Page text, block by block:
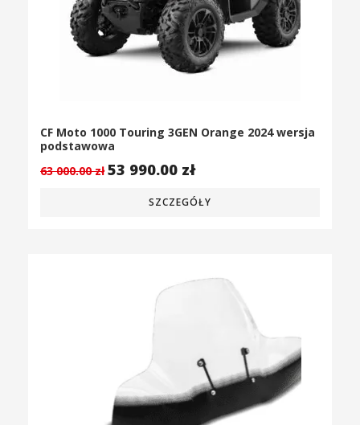
CF Moto 1000 Touring 3GEN Orange 2024 wersja
podstawowa
63 000.00zł 53 990.00 zł
SZCZEGÓŁY